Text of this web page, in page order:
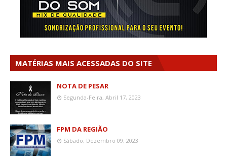
MATÉRIAS MAIS ACESSADAS DO SITE
NOTA DE PESAR
Segunda-Feira, Abril 17, 2023
FPM DA REGIÃO
Sábado, Dezembro 09, 2023